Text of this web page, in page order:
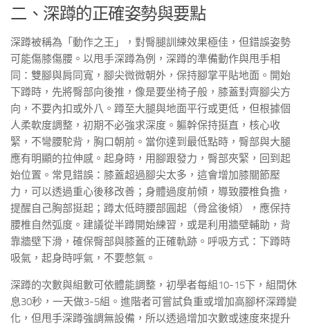
二、深蹲的正確姿勢與要點
深蹲被稱為「動作之王」，對臀腿訓練效果極佳，但錯誤姿勢
可能傷膝傷腰。以甩手深蹲為例，深蹲的準備動作與甩手相
同：雙腳與肩同寬，腳尖微微朝外，保持腳掌平貼地面。開始
下蹲時，先將臀部向後推，像是要坐椅子般，膝蓋對齊腳尖方
向，不要內扣或外八。蹲至大腿與地面平行或更低，但根據個
人柔軟度調整，初期不必強求深度。軀幹保持挺直，核心收
緊，不彎腰駝背，胸口朝前。當你達到最低點時，臀部與大腿
應有明顯的拉伸感。起身時，用腳跟發力，臀部夾緊，回到起
始位置。常見錯誤：膝蓋超過腳尖太多，這會增加膝關節壓
力，可以透過重心後移改善；身體過度前傾，導致腰椎負擔，
提醒自己胸部挺起；蹲太低時腰部圓起（骨盆後傾），應保持
腰椎自然弧度。建議從半蹲開始練習，或是利用牆壁輔助，背
靠牆壁下滑，確保臀部與膝蓋的正確軌跡。呼吸方式：下蹲時
吸氣，起身時呼氣，不要憋氣。
深蹲的次數與組數可依體能調整，初學者每組10-15下，組間休
息30秒，一天做3-5組。進階者可嘗試負重或增加高腳杯深蹲變
化，但甩手深蹲強調無設備，所以透過增加次數或速度來提升